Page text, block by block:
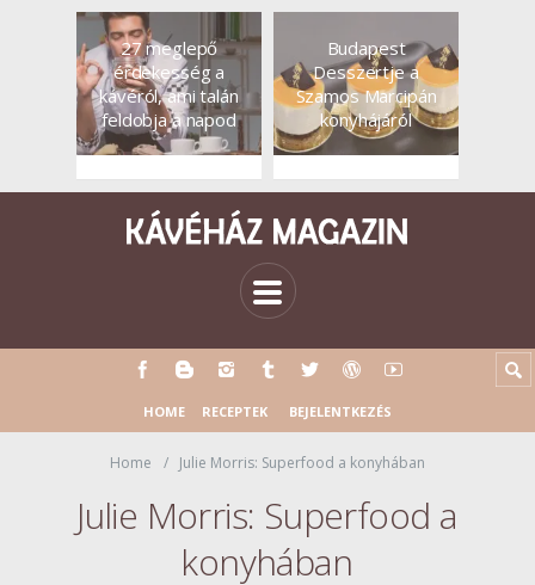
27 meglepő
érdekesség a
kávéról, ami talán
feldobja a napod
Budapest
Desszertje a
Szamos Marcipán
konyhájáról
HOME RECEPTEK BEJELENTKEZÉS
Home Julie Morris: Superfood a konyhában
Julie Morris: Superfood a
konyhában